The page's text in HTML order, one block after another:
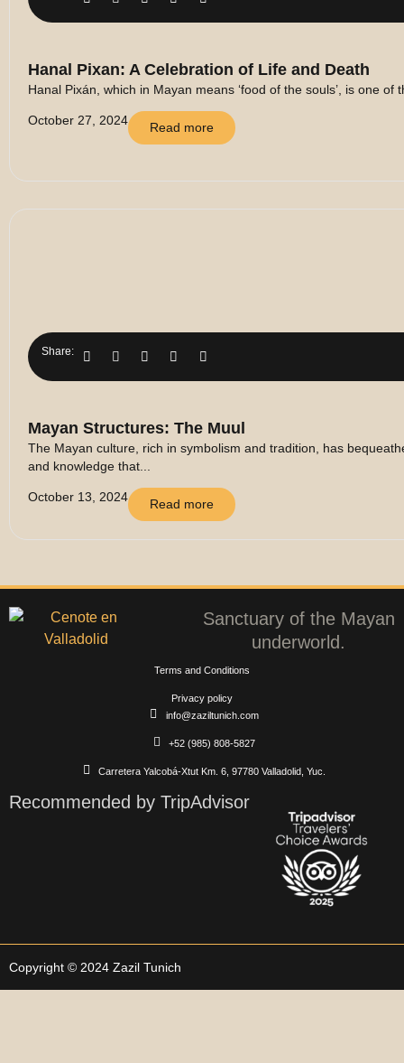
Hanal Pixan: A Celebration of Life and Death
Hanal Pixán, which in Mayan means ‘food of the souls’, is one
October 27, 2024 Read more
Share:
Mayan Structures: The Muul
The Mayan culture, rich in symbolism and tradition, has
and knowledge that...
October 13, 2024 Read more
Sanctuary of the Mayan
underworld.
info@zaziltunich.com
+52 (985) 808-5827
Carretera Yalcobá-Xtut Km. 6, 97780 Valladolid, Yuc.
Terms and Conditions
Privacy policy
Recommended by TripAdvisor
Copyright © 2024 Zazil Tunich